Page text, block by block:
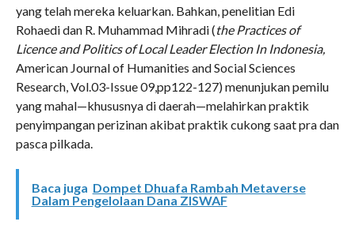
yang telah mereka keluarkan. Bahkan, penelitian Edi
Rohaedi dan R. Muhammad Mihradi (the Practices of
Licence and Politics of Local Leader Election In Indonesia,
American Journal of Humanities and Social Sciences
Research, Vol.03-Issue 09,pp122-127) menunjukan pemilu
yang mahal—khususnya di daerah—melahirkan praktik
penyimpangan perizinan akibat praktik cukong saat pra dan
pasca pilkada.
Baca juga Dompet Dhuafa Rambah Metaverse
Dalam Pengelolaan Dana ZISWAF